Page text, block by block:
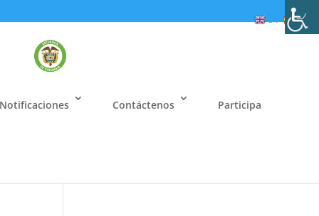
Notificaciones Contáctenos Participa
ES